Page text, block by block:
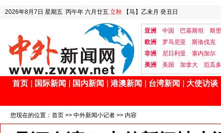
2026年8月7日 星期五 丙午年 六月廿五 立秋 【马】乙未月 癸丑日
亚洲 中国 巴基斯坦
斯
欧洲
罗马尼亚
斯洛伐克
非洲
尼日利亚
塞内加尔
美洲
美国 加拿大 厄瓜
首页 国际新闻 国内新闻 港澳新闻 台湾新闻 大使访谈
您现在的位置： 首页 >> 中外新闻小记者 >> 内容